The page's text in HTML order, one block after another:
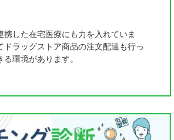
した在宅医療にも力を入れていま
ラッグストア商品の注文配達も行っ
環境があります。